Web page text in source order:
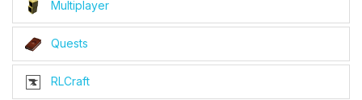
Multiplayer
Quests
RLCraft